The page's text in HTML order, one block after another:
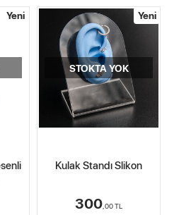
Yeni Yeni
STOKTA YOK
Kulak Standı Slikon
300,00TL